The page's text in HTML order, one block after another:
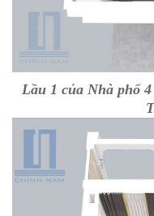
Lầu 1 của Nhà phố